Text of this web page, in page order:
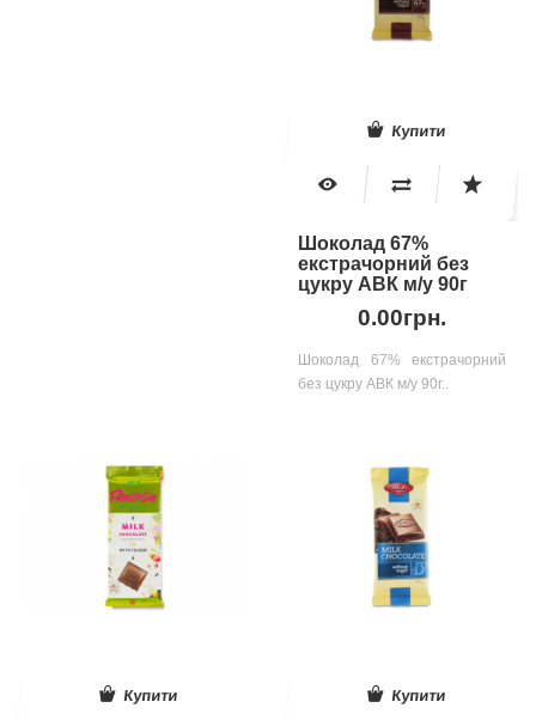
Купити
Шоколад 67%
екстрачорний без
цукру АВК м/у 90г
0.00грн.
Шоколад 67% екстрачорний
без цукру АВК м/у 90г..
Купити Купити